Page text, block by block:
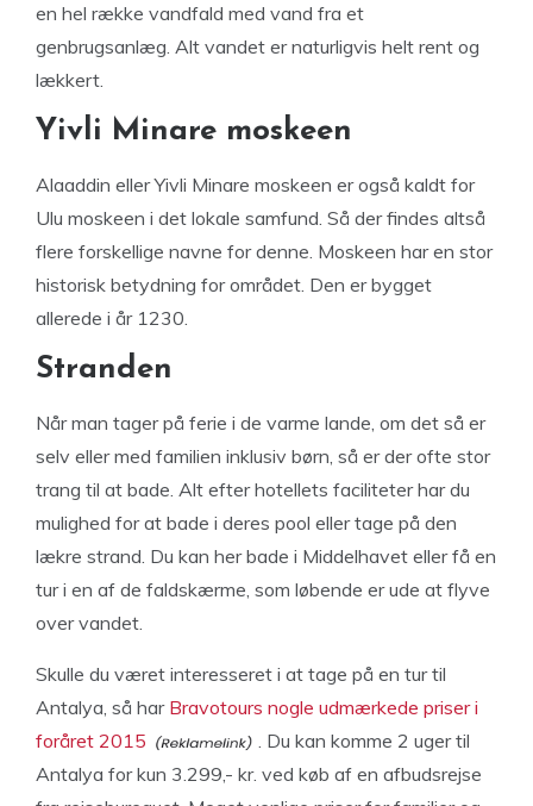
en hel række vandfald med vand fra et
genbrugsanlæg. Alt vandet er naturligvis helt rent og
lækkert.
Yivli Minare moskeen
Alaaddin eller Yivli Minare moskeen er også kaldt for
Ulu moskeen i det lokale samfund. Så der findes altså
flere forskellige navne for denne. Moskeen har en stor
historisk betydning for området. Den er bygget
allerede i år 1230.
Stranden
Når man tager på ferie i de varme lande, om det så er
selv eller med familien inklusiv børn, så er der ofte stor
trang til at bade. Alt efter hotellets faciliteter har du
mulighed for at bade i deres pool eller tage på den
lækre strand. Du kan her bade i Middelhavet eller få en
tur i en af de faldskærme, som løbende er ude at flyve
over vandet.
Skulle du været interesseret i at tage på en tur til
Antalya, så har Bravotours nogle udmærkede priser i
foråret 2015
. Du kan komme 2 uger til
Antalya for kun 3.299,- kr. ved køb af en afbudsrejse